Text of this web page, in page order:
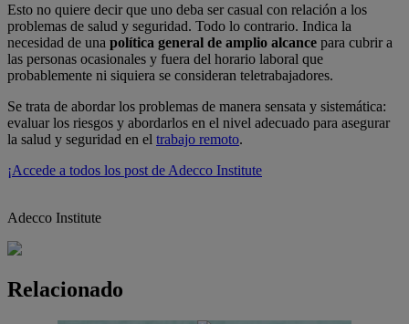
Esto no quiere decir que uno deba ser casual con relación a los
problemas de salud y seguridad. Todo lo contrario. Indica la
necesidad de una política general de amplio alcance para cubrir a
las personas ocasionales y fuera del horario laboral que
probablemente ni siquiera se consideran teletrabajadores.
Se trata de abordar los problemas de manera sensata y sistemática:
evaluar los riesgos y abordarlos en el nivel adecuado para asegurar
la salud y seguridad en el trabajo remoto.
¡Accede a todos los post de Adecco Institute
Adecco Institute
Relacionado